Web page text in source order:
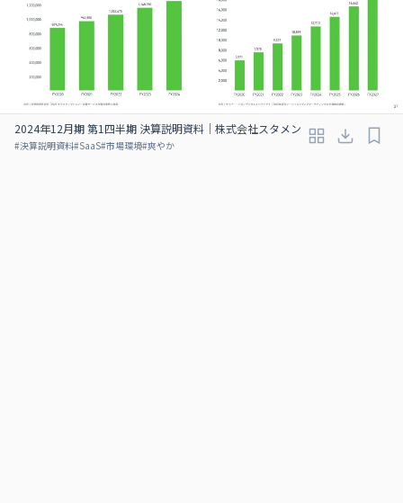
2024年12月期 第1四半期 決算説明資料｜株式会社スタメン
#決算説明資料#SaaS#市場環境#爽やか